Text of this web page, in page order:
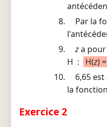
Par la
za
H :
H(z)
6,65 est
la
Exercice 2